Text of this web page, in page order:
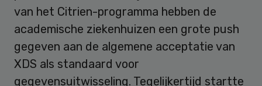
van het Citrien-programma hebben de
academische ziekenhuizen een grote push
gegeven aan de algemene acceptatie van
XDS als standaard voor
gegevensuitwisseling. Tegelijkertijd startte